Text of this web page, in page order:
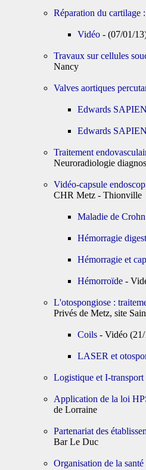
Réparation du cartilage
Vidéo - (07/01/
Travaux sur cellules
Nancy
Valves aortiques
Edwards
Edwards
Traitement
Neuroradiologie
Vidéo-capsule
CHR Metz - Thionville
Maladie de Crohn
Hémorragie
Hémorragie et
Hémorroïde -
L'otospongiose :
Privés de Metz, site
Coils - Vidéo
LASER et
Logistique et I-
Application de la loi
de Lorraine
Partenariat des
Bar Le Duc
Organisation de la